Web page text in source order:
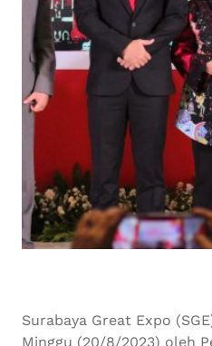
Surabaya Great Expo
Minggu (20/8/2023) oleh